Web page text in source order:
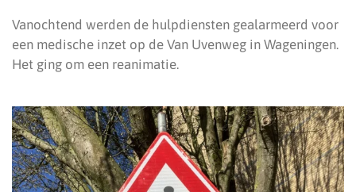
Vanochtend werden de hulpdiensten gealarmeerd voor
een medische inzet op de Van Uvenweg in Wageningen.
Het ging om een reanimatie.